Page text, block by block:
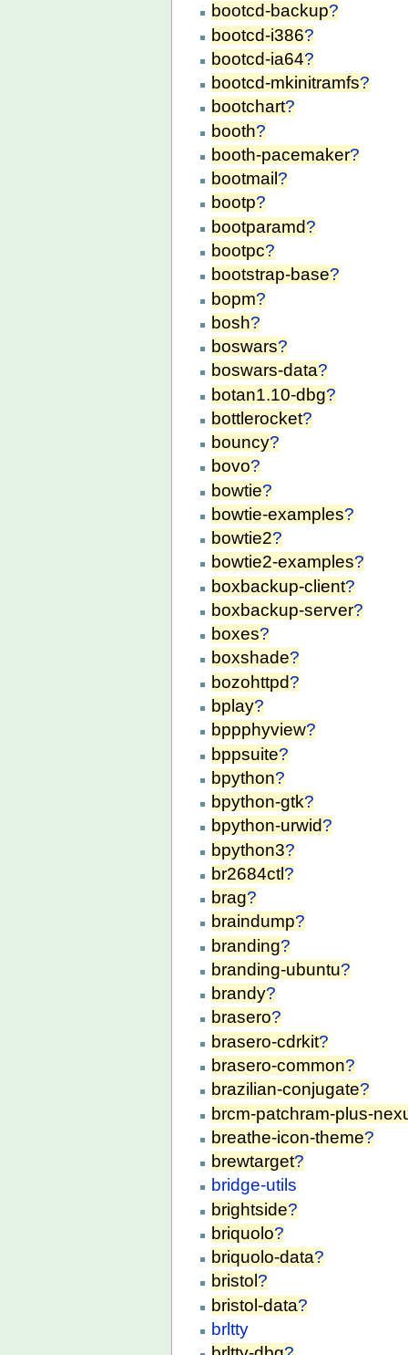
bootcd-backup?
bootcd-i386?
bootcd-ia64?
bootcd-mkinitramfs?
bootchart?
booth?
booth-pacemaker?
bootmail ?
bootp?
bootparamd?
bootpc?
bootstrap-base?
bopm?
bosh?
boswars?
boswars-data?
botan1.10-dbg?
bottlerocket?
bouncy?
bovo?
bowtie?
bowtie-examples?
bowtie2?
bowtie2-examples?
boxbackup-client?
boxbackup-server?
boxes?
boxshade?
bozohttpd?
bplay?
bppphyview?
bppsuite?
bpython?
bpython-gtk?
bpython-urwid?
bpython3?
br2684ctl ?
brag?
braindump?
branding?
branding-ubuntu?
brandy?
brasero?
brasero-cdrkit?
brasero-common?
brazilian-conjugate?
brcm-patchram-plus-
breathe-icon-theme?
brewtarget?
bridge-utils
brightside?
briquolo?
briquolo-data?
bristol ?
bristol-data?
brltty